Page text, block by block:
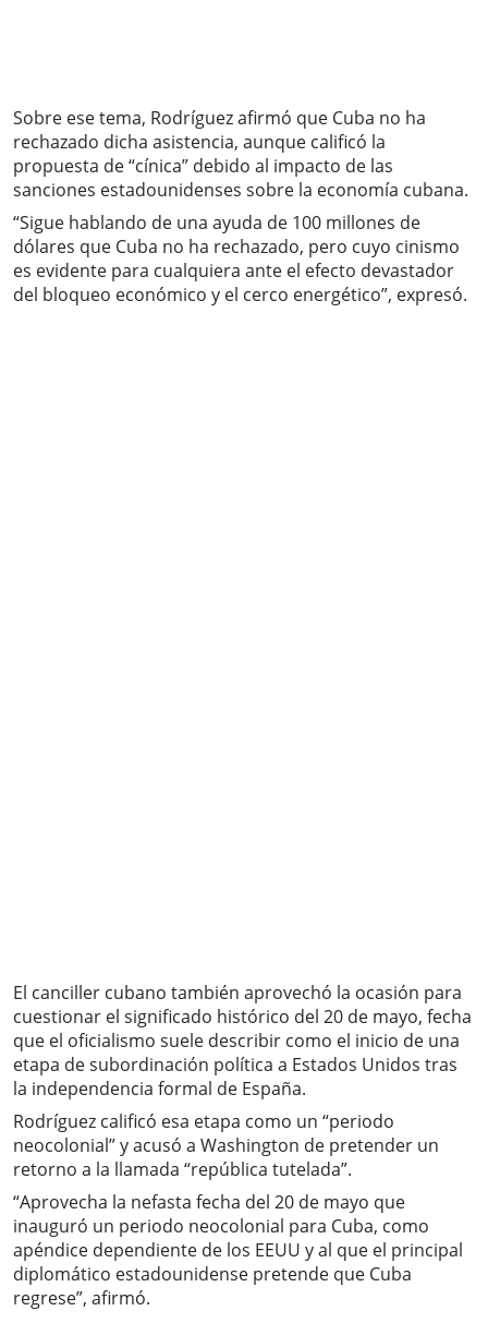
Sobre ese tema, Rodríguez afirmó que Cuba no ha
rechazado dicha asistencia, aunque calificó la
propuesta de “cínica” debido al impacto de las
sanciones estadounidenses sobre la economía cubana.
“Sigue hablando de una ayuda de 100 millones de
dólares que Cuba no ha rechazado, pero cuyo cinismo
es evidente para cualquiera ante el efecto devastador
del bloqueo económico y el cerco energético”, expresó.
El canciller cubano también aprovechó la ocasión para
cuestionar el significado histórico del 20 de mayo, fecha
que el oficialismo suele describir como el inicio de una
etapa de subordinación política a Estados Unidos tras
la independencia formal de España.
Rodríguez calificó esa etapa como un “periodo
neocolonial” y acusó a Washington de pretender un
retorno a la llamada “república tutelada”.
“Aprovecha la nefasta fecha del 20 de mayo que
inauguró un periodo neocolonial para Cuba, como
apéndice dependiente de los EEUU y al que el principal
diplomático estadounidense pretende que Cuba
regrese”, afirmó.